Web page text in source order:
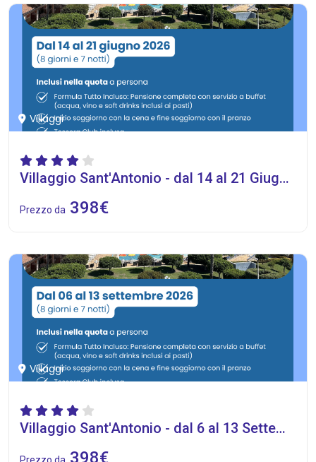
Villaggi
Villaggio Sant'Antonio - dal 14 al 21 Giugno 2026
Prezzo da 398€
Villaggi
Villaggio Sant'Antonio - dal 6 al 13 Settembre 2026
398€